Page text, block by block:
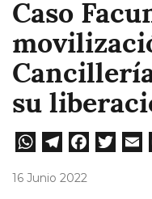
Caso
su
W
Te
Fa
16 Junio 2022